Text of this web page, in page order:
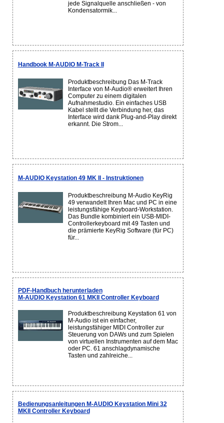
jede Signalquelle anschließen - von
Kondensatormik...
Handbook M-AUDIO M-Track II
Produktbeschreibung Das M-Track
Interface von M-Audio® erweitert Ihren
Computer zu einem digitalen
Aufnahmestudio. Ein einfaches USB
Kabel stellt die Verbindung her, das
Interface wird dank Plug-and-Play direkt
erkannt. Die Strom...
M-AUDIO Keystation 49 MK II - Instruktionen
Produktbeschreibung M-Audio KeyRig
49 verwandelt Ihren Mac und PC in eine
leistungsfähige Keyboard-Workstation.
Das Bundle kombiniert ein USB-MIDI-
Controllerkeyboard mit 49 Tasten und
die prämierte KeyRig Software (für PC)
für...
PDF-Handbuch herunterladen
M-AUDIO Keystation 61 MKII Controller Keyboard
Produktbeschreibung Keystation 61 von
M-Audio ist ein einfacher,
leistungsfähiger MIDI Controller zur
Steuerung von DAWs und zum Spielen
von virtuellen Instrumenten auf dem Mac
oder PC. 61 anschlagdynamische
Tasten und zahlreiche...
Bedienungsanleitungen M-AUDIO Keystation Mini 32
MKII Controller Keyboard